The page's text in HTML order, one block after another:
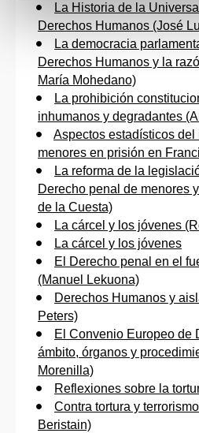
La Historia de la
Derechos Humanos (José
La democracia
Derechos Humanos y la
María Mohedano)
La prohibición
inhumanos y degradantes
Aspectos estadísticos del
menores en prisión en
La reforma de la
Derecho penal de menores
de la Cuesta)
La cárcel y los jóvenes
La cárcel y los jóvenes
El Derecho penal en el
(Manuel Lekuona)
Derechos Humanos y
Peters)
El Convenio Europeo de
ámbito, órganos y
Morenilla)
Reflexiones sobre la
Contra tortura y
Beristain)